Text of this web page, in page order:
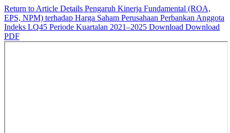
Return to Article Details Pengaruh Kinerja Fundamental (ROA,
EPS, NPM) terhadap Harga Saham Perusahaan Perbankan Anggota
Indeks LQ45 Periode Kuartalan 2021–2025 Download Download
PDF